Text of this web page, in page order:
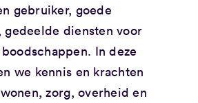
gebruiker, goede
diensten voor
In deze
we kennis en krachten
zorg, overheid en